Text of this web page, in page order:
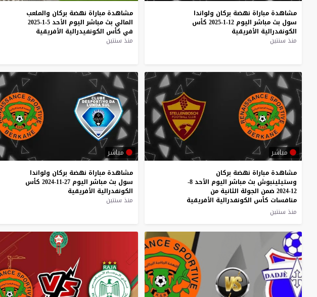
مشاهدة مباراة نهضة بركان ولواندا
سول بث مباشر اليوم 12-1-2025
كأس
الكونفدرالية الأفريقية
منذ سنتين
مشاهدة مباراة نهضة بركان والملعب
المالي بث مباشر اليوم الأحد 5-1-2025
في كأس الكونفيدرالية الأفريقية
منذ سنتين
مباشر
مشاهدة مباراة نهضة بركان
وستيلينبوش بث مباشر اليوم الأحد 8-
12-2024 ضمن الجولة الثانية من
منافسات كأس الكونفدرالية الأفريقية
منذ سنتين
مباشر
مشاهدة مباراة نهضة بركان ولواندا
سول بث مباشر اليوم 27-11-2024
كأس
الكونفدرالية الأفريقية
منذ سنتين